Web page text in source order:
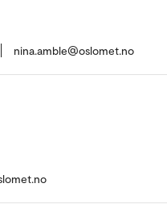
nina.amble@oslomet.no